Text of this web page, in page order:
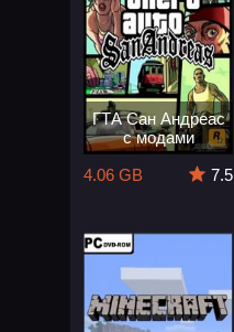
ГТА Сан Андреас
с модами
4.06 GB
7.5